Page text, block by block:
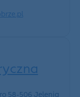
58-506 Jelenia